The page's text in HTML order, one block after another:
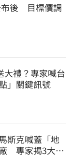
布後 目標價調
大禮？專家喊台
」關鍵訊號
斯克喊蓋「地
專家揭3大隱